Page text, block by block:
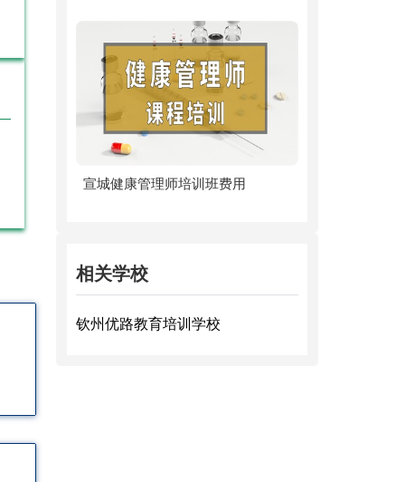
宣城健康管理师培训班费用
相关学校
钦州优路教育培训学校